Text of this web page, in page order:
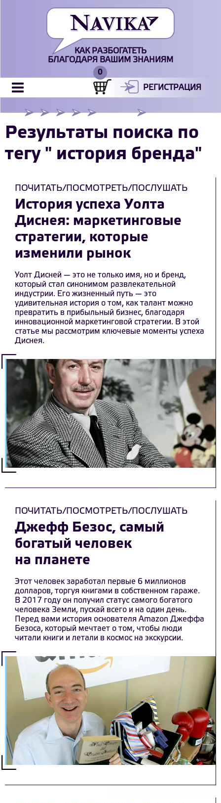
КАК РАЗБОГАТЕТЬ
БЛАГОДАРЯ ВАШИМ ЗНАНИЯМ
РЕГИСТРАЦИЯ
Результаты поиска по
тегу " история бренда"
ПОЧИТАТЬ/ПОСМОТРЕТЬ/ПОСЛУШАТЬ
История успеха Уолта
Диснея: маркетинговые
стратегии, которые
изменили рынок
Уолт Дисней — это не только имя, но и бренд,
который стал синонимом развлекательной
индустрии. Его жизненный путь — это
удивительная история о том, как талант можно
превратить в прибыльный бизнес, благодаря
инновационной маркетинговой стратегии. В этой
статье мы рассмотрим ключевые моменты успеха
Диснея.
ПОЧИТАТЬ/ПОСМОТРЕТЬ/ПОСЛУШАТЬ
Джефф Безос, самый
богатый человек
на планете
Этот человек заработал первые 6 миллионов
долларов, торгуя книгами в собственном гараже.
В 2017 году он получил статус самого богатого
человека Земли, пускай всего и на один день.
Перед вами история основателя Amazon Джеффа
Безоса, который мечтает о том, чтобы люди
читали книги и летали в космос на экскурсии.